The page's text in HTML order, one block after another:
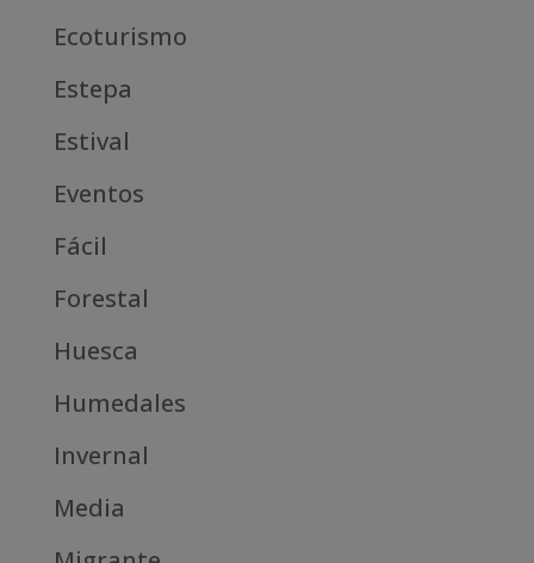
Ecoturismo
Estepa
Estival
Eventos
Fácil
Forestal
Huesca
Humedales
Invernal
Media